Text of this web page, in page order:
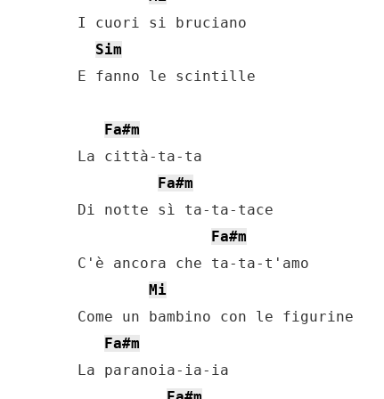
I cuori si bruciano
Sim
E fanno le scintille
Fa#m
La città-ta-ta
Fa#m
Di notte sì ta-ta-tace
Fa#m
C'è ancora che ta-ta-t'amo
Mi
Come un bambino con le figurine
Fa#m
La paranoia-ia-ia